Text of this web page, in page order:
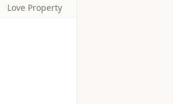
Love Property